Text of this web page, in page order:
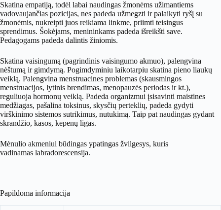
Skatina empatiją, todėl labai naudingas žmonėms užimantiems
vadovaujančias pozicijas, nes padeda užmegzti ir palaikyti ryšį su
žmonėmis, nukreipti juos reikiama linkme, priimti teisingus
sprendimus. Šokėjams, menininkams padeda išreikšti save.
Pedagogams padeda dalintis žiniomis.
Skatina vaisingumą (pagrindinis vaisingumo akmuo), palengvina
nėštumą ir gimdymą. Pogimdyminiu laikotarpiu skatina pieno liaukų
veiklą. Palengvina menstruacines problemas (skausmingos
menstruacijos, lytinis brendimas, menopauzės periodas ir kt.),
reguliuoja hormonų veiklą. Padeda organizmui įsisavinti maistines
medžiagas, pašalina toksinus, skysčių perteklių, padeda gydyti
virškinimo sistemos sutrikimus, nutukimą. Taip pat naudingas gydant
skrandžio, kasos, kepenų ligas.
Mėnulio akmeniui būdingas ypatingas žvilgesys, kuris
vadinamas labradorescensija.
Papildoma informacija